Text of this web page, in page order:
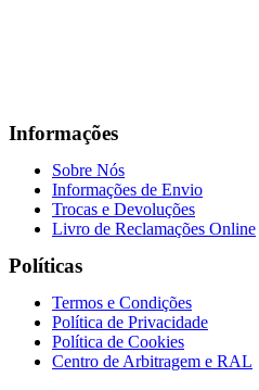
Informações
Sobre Nós
Informações de Envio
Trocas e Devoluções
Livro de Reclamações Online
Políticas
Termos e Condições
Política de Privacidade
Política de Cookies
Centro de Arbitragem e RAL